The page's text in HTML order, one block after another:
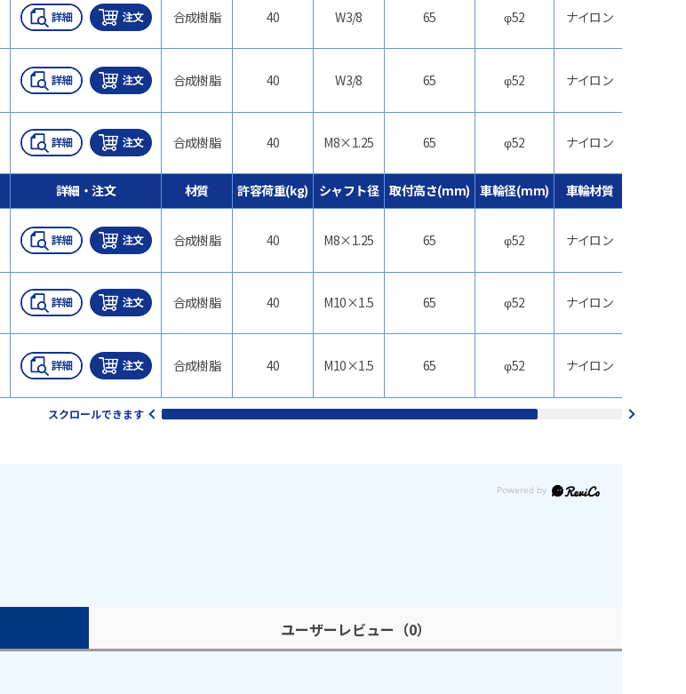
詳細・注文
スクロールできます
合成樹脂 40 W3/8 65 φ52 ナイロン
合成樹脂 40 W3/8 65 φ52 ナイロン
合成樹脂 40 M8×1.25 65 φ52 ナイロン
材質 許容荷重(kg) シャフト径 取付高さ(mm) 車輪径(mm) 車輪材質
合成樹脂 40 M8×1.25 65 φ52 ナイロン
合成樹脂 40 M10×1.5 65 φ52 ナイロン
合成樹脂 40 M10×1.5 65 φ52 ナイロン
ユーザーレビュー （0）